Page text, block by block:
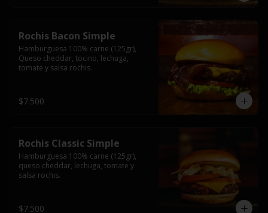
Rochis Bacon Simple
Hamburguesa 100% carne (125gr),
Queso cheddar, tocino, lechuga,
tomate y salsa rochis.
$7.500
Rochis Classic Simple
Hamburguesa 100% carne (125gr),
queso cheddar, lechuga, tomate y
salsa rochis.
$7.500